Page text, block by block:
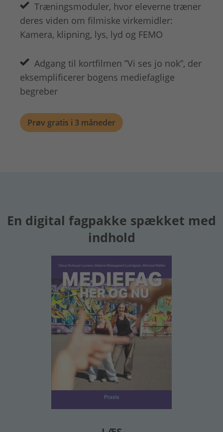
Træningsmoduler, hvor eleverne træner
deres viden om filmiske virkemidler:
Kamera, klipning, lys, lyd og FEMO
Adgang til kortfilmen ”Vi ses jo nok”, der
eksemplificerer bogens mediefaglige
begreber
Prøv gratis i 3 måneder
En digital fagpakke spækket med
indhold